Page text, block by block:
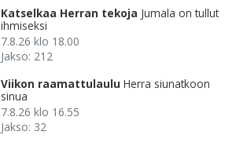
Katselkaa Herran tekoja Jumala on tullut
ihmiseksi
7.8.26 klo 18.00
Jakso: 212
Viikon raamattulaulu Herra siunatkoon
sinua
7.8.26 klo 16.55
Jakso: 32